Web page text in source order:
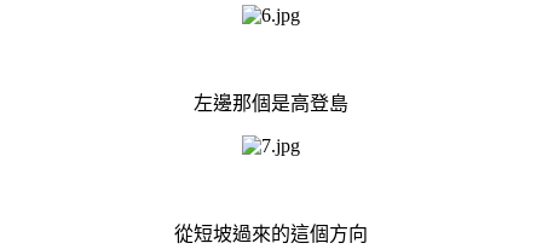
左邊那個是高登島
從短坡過來的這個方向